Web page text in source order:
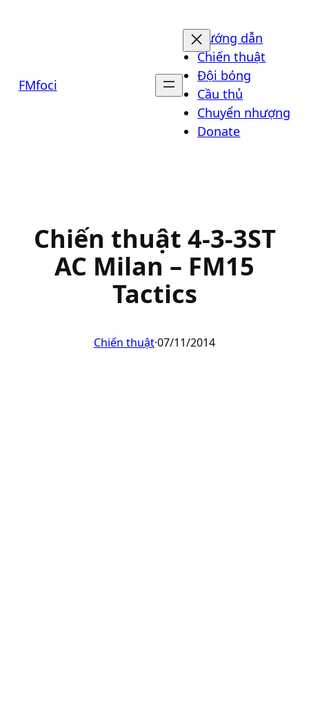
dung
FMfoci
Hướng dẫn
Chiến thuật
Đội bóng
Cầu thủ
Chuyển nhượng
Donate
Chiến thuật 4-3-3ST
AC Milan – FM15
Tactics
Chiến thuật·07/11/2014